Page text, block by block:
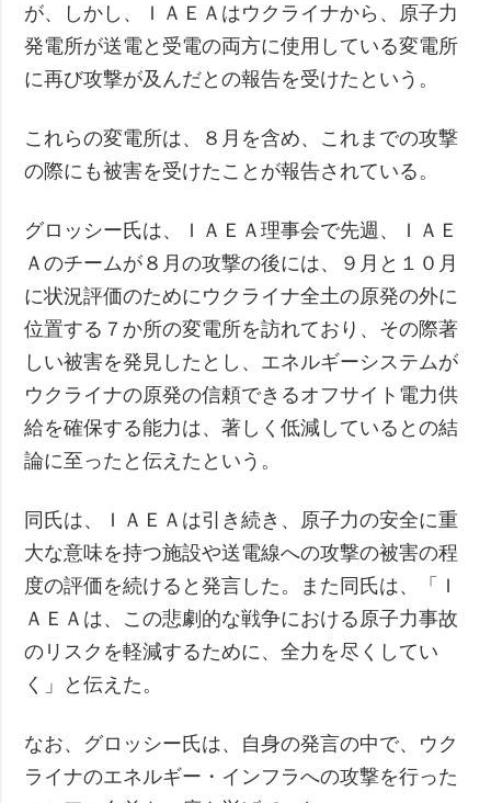
が、しかし、ＩＡＥＡはウクライナから、原子力
発電所が送電と受電の両方に使用している変電所
に再び攻撃が及んだとの報告を受けたという。
これらの変電所は、８月を含め、これまでの攻撃
の際にも被害を受けたことが報告されている。
グロッシー氏は、ＩＡＥＡ理事会で先週、ＩＡＥ
Ａのチームが８月の攻撃の後には、９月と１０月
に状況評価のためにウクライナ全土の原発の外に
位置する７か所の変電所を訪れており、その際著
しい被害を発見したとし、エネルギーシステムが
ウクライナの原発の信頼できるオフサイト電力供
給を確保する能力は、著しく低減しているとの結
論に至ったと伝えたという。
同氏は、ＩＡＥＡは引き続き、原子力の安全に重
大な意味を持つ施設や送電線への攻撃の被害の程
度の評価を続けると発言した。また同氏は、「Ｉ
ＡＥＡは、この悲劇的な戦争における原子力事故
のリスクを軽減するために、全力を尽くしてい
く」と伝えた。
なお、グロッシー氏は、自身の発言の中で、ウク
ライナのエネルギー・インフラへの攻撃を行った